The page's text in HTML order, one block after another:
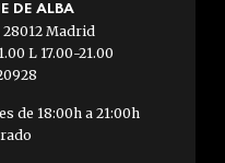
DE ALBA
28012 Madrid
L 17.00-21.00
de 18:00h a 21:00h